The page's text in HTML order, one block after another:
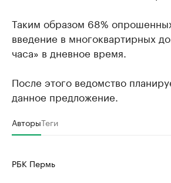
Таким образом 68%
введение в многоквартирных
часа» в дневное время.
После этого ведомство
данное предложение.
АвторыТеги
РБК Пермь